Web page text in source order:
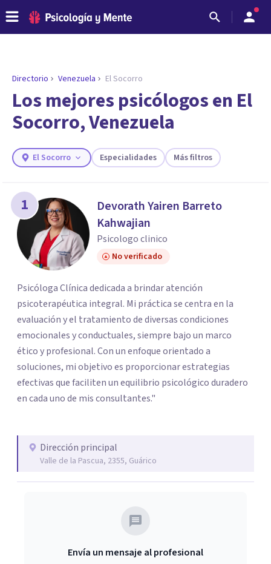
ENCONTRAR MI TERAPEUTA
¿Necesitas ayuda para encontrar el
psicólogo adecuado?
Responde a unas breves preguntas y te ofreceremos
necesidades.
Directorio Venezuela El Socorro
Los mejores psicólogos en El
Socorro, Venezuela
El Socorro Especialidades Más filtros
1
Devorath Yairen Barreto
Kahwajian
Psicologo clinico
No verificado
Psicóloga Clínica dedicada a brindar atención
psicoterapéutica integral. Mi práctica se centra en la
evaluación y el tratamiento de diversas condiciones
emocionales y conductuales, siempre bajo un marco
ético y profesional. Con un enfoque orientado a
soluciones, mi objetivo es proporcionar estrategias
efectivas que faciliten un equilibrio psicológico duradero
en cada uno de mis consultantes."
Dirección principal
Valle de la Pascua, 2355, Guárico
Envía un mensaje al profesional